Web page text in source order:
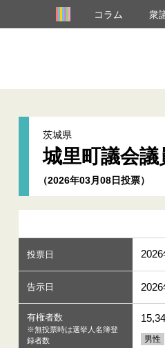
コラム 衆
茨城県
城里町議会議
（2026年03月08日投票）
投票日
告示日
有権者数
※無投票時は選挙人名簿登
録者数
男性